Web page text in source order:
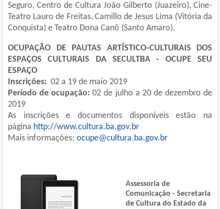
Seguro, Centro de Cultura João Gilberto (Juazeiro), Cine-
Teatro Lauro de Freitas, Camillo de Jesus Lima (Vitória da
Conquista) e Teatro Dona Canô (Santo Amaro).
OCUPAÇÃO DE PAUTAS ARTÍSTICO-CULTURAIS DOS
ESPAÇOS CULTURAIS DA SECULTBA - OCUPE SEU
ESPAÇO
Inscrições: 02 a 19 de maio 2019
Período de ocupação:02 de julho a 20 de dezembro de
2019
As inscrições e documentos disponíveis estão na
página http://www.cultura.ba.gov.br
Mais informações: ocupe@cultura.ba.gov.br
Assessoria de
Comunicação - Secretaria
de Cultura do Estado da